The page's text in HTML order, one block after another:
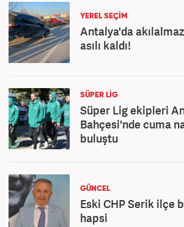
YEREL SEÇİM
Antalya'da
asılı kaldı!
SÜPER LİG
Süper Lig ekipleri
Bahçesi'nde cuma
buluştu
GÜNCEL
Eski CHP Serik ilçe
hapsi